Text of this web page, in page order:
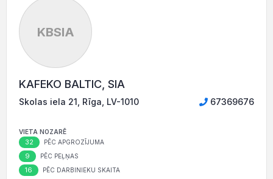
KBSIA
KAFEKO BALTIC, SIA
Skolas iela 21, Rīga, LV-1010 67369676
VIETA NOZARĒ
32 PĒC APGROZĪJUMA
9 PĒC PEĻŅAS
16 PĒC DARBINIEKU SKAITA